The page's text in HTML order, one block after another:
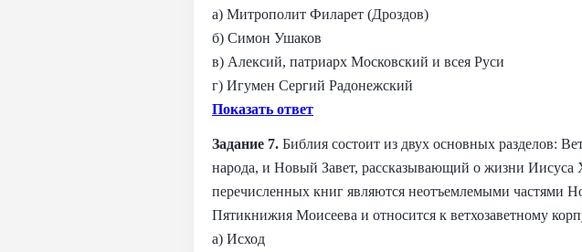
а) Митрополит Филарет (Дроздов)
б) Симон Ушаков
в) Алексий, патриарх Московский и всея Руси
г) Игумен Сергий Радонежский
Показать ответ
Задание 7. Библия состоит из двух основных разделов:
народа, и Новый Завет, рассказывающий о жизни Иисуса
перечисленных книг являются неотъемлемыми частями
Пятикнижия Моисеева и относится к ветхозаветному
а) Исход